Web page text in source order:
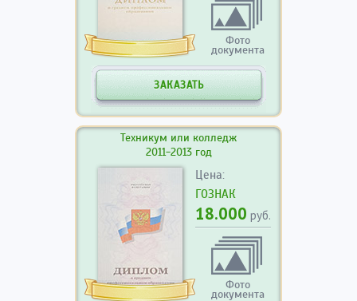
Фото
документа
ЗАКАЗАТЬ
Техникум или колледж
2011-2013 год
Цена:
ГОЗНАК
18.000 руб.
Фото
документа